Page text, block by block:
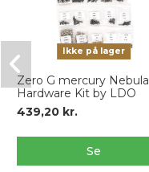
Ikke på lager
Zero G mercury Nebula
Hardware Kit by LDO
439,20 kr.
Se